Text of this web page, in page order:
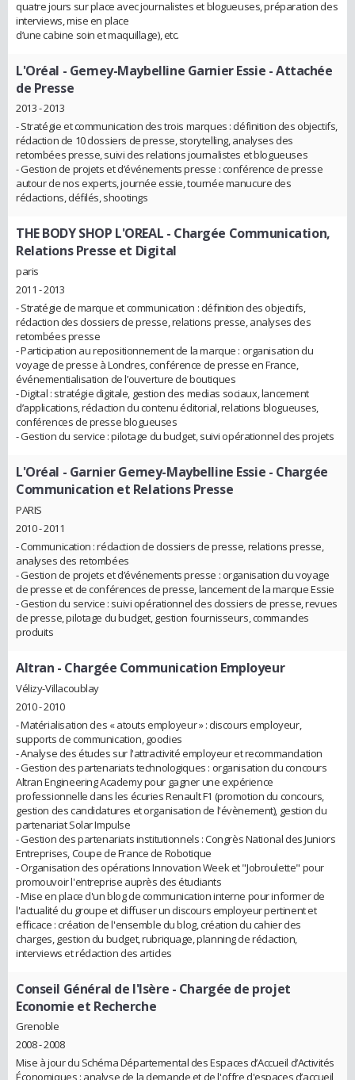
quatre jours sur place avec journalistes et blogueuses, préparation des
interviews, mise en place
d’une cabine soin et maquillage), etc.
L'Oréal - Gemey-Maybelline Garnier Essie - Attachée
de Presse
2013 - 2013
- Stratégie et communication des trois marques : définition des objectifs,
rédaction de 10 dossiers de presse, storytelling, analyses des
retombées presse, suivi des relations journalistes et blogueuses
- Gestion de projets et d’événements presse : conférence de presse
autour de nos experts, journée essie, tournée manucure des
rédactions, défilés, shootings
THE BODY SHOP L'OREAL - Chargée Communication,
Relations Presse et Digital
paris
2011 - 2013
- Stratégie de marque et communication : définition des objectifs,
rédaction des dossiers de presse, relations presse, analyses des
retombées presse
- Participation au repositionnement de la marque : organisation du
voyage de presse à Londres, conférence de presse en France,
événementialisation de l’ouverture de boutiques
- Digital : stratégie digitale, gestion des medias sociaux, lancement
d’applications, rédaction du contenu éditorial, relations blogueuses,
conférences de presse blogueuses
- Gestion du service : pilotage du budget, suivi opérationnel des projets
L'Oréal - Garnier Gemey-Maybelline Essie - Chargée
Communication et Relations Presse
PARIS
2010 - 2011
- Communication : rédaction de dossiers de presse, relations presse,
analyses des retombées
- Gestion de projets et d’événements presse : organisation du voyage
de presse et de conférences de presse, lancement de la marque Essie
- Gestion du service : suivi opérationnel des dossiers de presse, revues
de presse, pilotage du budget, gestion fournisseurs, commandes
produits
Altran - Chargée Communication Employeur
Vélizy-Villacoublay
2010 - 2010
- Matérialisation des « atouts employeur » : discours employeur,
supports de communication, goodies
- Analyse des études sur l'attractivité employeur et recommandation
- Gestion des partenariats technologiques : organisation du concours
Altran Engineering Academy pour gagner une expérience
professionnelle dans les écuries Renault F1 (promotion du concours,
gestion des candidatures et organisation de l'évènement), gestion du
partenariat Solar Impulse
- Gestion des partenariats institutionnels : Congrès National des Juniors
Entreprises, Coupe de France de Robotique
- Organisation des opérations Innovation Week et "Jobroulette" pour
promouvoir l'entreprise auprès des étudiants
- Mise en place d'un blog de communication interne pour informer de
l'actualité du groupe et diffuser un discours employeur pertinent et
efficace : création de l'ensemble du blog, création du cahier des
charges, gestion du budget, rubriquage, planning de rédaction,
interviews et rédaction des articles
Conseil Général de l'Isère - Chargée de projet
Economie et Recherche
Grenoble
2008 - 2008
Mise à jour du Schéma Départemental des Espaces d’Accueil d’Activités
Économiques : analyse de la demande et de l'offre d'espaces d’accueil